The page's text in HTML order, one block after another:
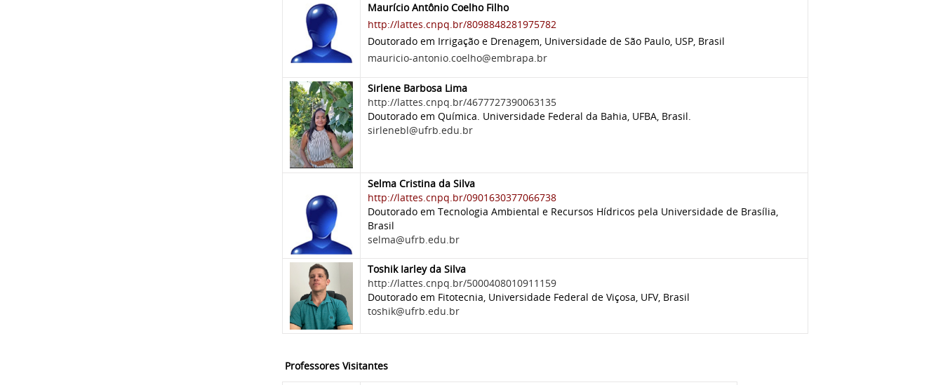
Maurício Antônio Coelho Filho
http://lattes.cnpq.br/8098848281975782
Doutorado em Irrigação e Drenagem, Universidade de São Paulo, USP, Brasil
mauricio-antonio.coelho@embrapa.br
Sirlene Barbosa Lima
http://lattes.cnpq.br/4677727390063135
Doutorado em Química. Universidade Federal da Bahia, UFBA, Brasil.
sirlenebl@ufrb.edu.br
Selma Cristina da Silva
http://lattes.cnpq.br/0901630377066738
Doutorado em Tecnologia Ambiental e Recursos Hídricos pela Universidade de Brasília,
Brasil
selma@ufrb.edu.br
Toshik Iarley da Silva
http://lattes.cnpq.br/5000408010911159
Doutorado em Fitotecnia, Universidade Federal de Viçosa, UFV, Brasil
toshik@ufrb.edu.br
Professores Visitantes